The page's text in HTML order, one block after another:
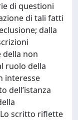
di questioni
di tali fatti
dalla
non
ruolo della
interesse
dell’istanza
scritto riflette